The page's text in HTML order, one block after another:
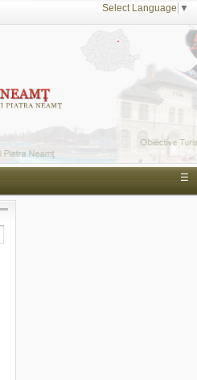
Select Language ▼
☰